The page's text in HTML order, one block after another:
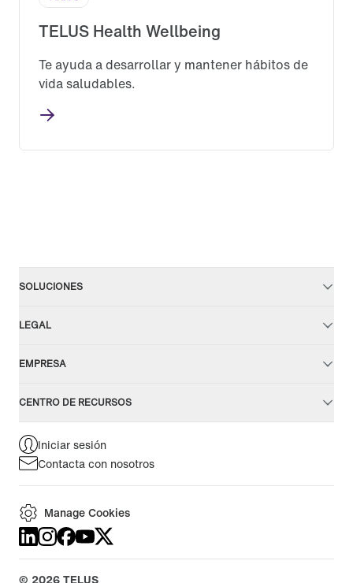
TELUS Health Wellbeing
Te ayuda a desarrollar y mantener hábitos de
vida saludables.
SOLUCIONES
LEGAL
EMPRESA
CENTRO DE RECURSOS
Iniciar sesión
Contacta con nosotros
Manage Cookies
© 2026TELUS